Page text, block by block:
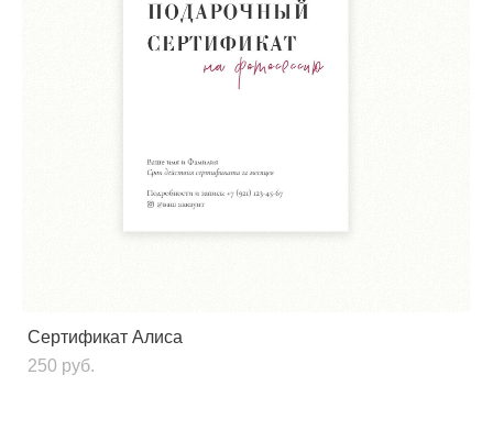
Сертификат Алиса
250 pуб.